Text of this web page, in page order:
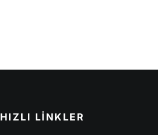
HIZLI LİNKLER